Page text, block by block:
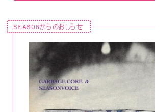
SEASONからのおしらせ